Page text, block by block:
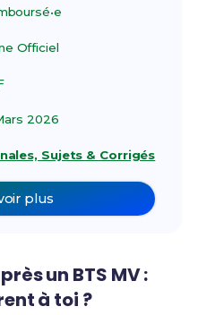
Officiel
2026
Sujets & Corrigés
plus
un BTS MV :
à toi ?